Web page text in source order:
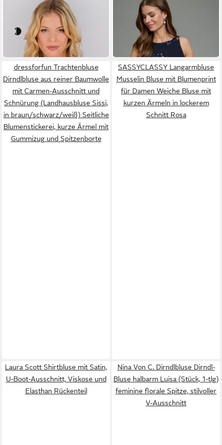
Dirndlbluse Alaya
49,90 €
creme
schwarz
Blusentop aus weichem Mesh
mit Spitze, geblümt
ab 14,59 € UVP34,99 €
-58%
dressforfun Trachtenbluse
Dirndlbluse aus reiner Baumwolle
mit Carmen-Ausschnitt und
Schnürung (Landhausbluse Sissi,
in braun/schwarz/weiß) Seitliche
Blumenstickerei, kurze Ärmel mit
Gummizug und Spitzenborte
SASSYCLASSY Langarmbluse
Musselin Bluse mit Blumenprint
für Damen Weiche Bluse mit
kurzen Ärmeln in lockerem
Schnitt Rosa
Laura Scott Shirtbluse mit Satin,
U-Boot-Ausschnitt, Viskose und
Elasthan Rückenteil
Nina Von C. Dirndlbluse Dirndl-
Bluse halbarm Luisa (Stück, 1-tlg)
feminine florale Spitze, stilvoller
V-Ausschnitt